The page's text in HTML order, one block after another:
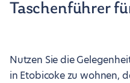
Taschenführer
Nutzen Sie die
in Etobicoke zu wohnen,